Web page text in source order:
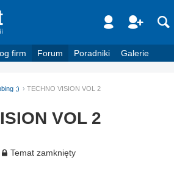
firm Forum Poradniki Galerie
;) TECHNO VISION VOL 2
VOL 2
Temat zamknięty